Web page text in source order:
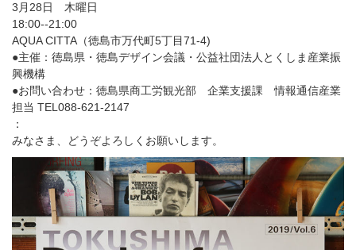
3月28日 木曜日
18:00--21:00
AQUA CITTA（徳島市万代町5丁目71-4)
●主催：徳島県・徳島デザイン会議・公益社団法人とくしま産業振
興機構
●お問い合わせ：徳島県商工労観光部 企業支援課 情報通信産業
担当 TEL088-621-2147
：
みなさま、どうぞよろしくお願いします。